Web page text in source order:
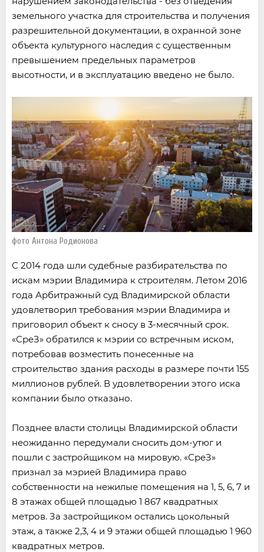
земельного участка для строительства и получения
разрешительной документации, в охранной зоне
объекта культурного наследия с существенным
превышением предельных параметров
высотности, и в эксплуатацию введено не было.
фото Антона Родионова
С 2014 года шли судебные разбирательства по
искам мэрии Владимира к строителям. Летом 2016
года Арбитражный суд Владимирской области
удовлетворил требования мэрии Владимира и
приговорил объект к сносу в 3-месячный срок.
«СреЗ» обратился к мэрии со встречным иском,
потребовав возместить понесенные на
строительство здания расходы в размере почти 155
миллионов рублей. В удовлетворении этого иска
компании было отказано.
Позднее власти столицы Владимирской области
неожиданно передумали сносить дом-утюг и
пошли с застройщиком на мировую. «СреЗ»
признал за мэрией Владимира право
собственности на нежилые помещения на 1, 5, 6, 7 и
8 этажах общей площадью 1 867 квадратных
метров. За застройщиком остались цокольный
этаж, а также 2,3, 4 и 9 этажи общей площадью 1 960
квадратных метров.